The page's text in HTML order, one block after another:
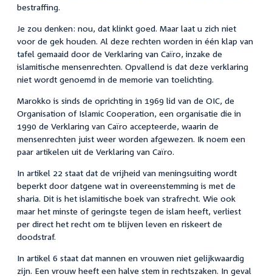
bestraffing.
Je zou denken: nou, dat klinkt goed. Maar laat u zich niet
voor de gek houden. Al deze rechten worden in één klap van
tafel gemaaid door de Verklaring van Caïro, inzake de
islamitische mensenrechten. Opvallend is dat deze verklaring
niet wordt genoemd in de memorie van toelichting.
Marokko is sinds de oprichting in 1969 lid van de OIC, de
Organisation of Islamic Cooperation, een organisatie die in
1990 de Verklaring van Caïro accepteerde, waarin de
mensenrechten juist weer worden afgewezen. Ik noem een
paar artikelen uit de Verklaring van Caïro.
In artikel 22 staat dat de vrijheid van meningsuiting wordt
beperkt door datgene wat in overeenstemming is met de
sharia. Dit is het islamitische boek van strafrecht. Wie ook
maar het minste of geringste tegen de islam heeft, verliest
per direct het recht om te blijven leven en riskeert de
doodstraf.
In artikel 6 staat dat mannen en vrouwen niet gelijkwaardig
zijn. Een vrouw heeft een halve stem in rechtszaken. In geval